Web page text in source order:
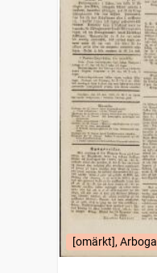
[omärkt], Arboga